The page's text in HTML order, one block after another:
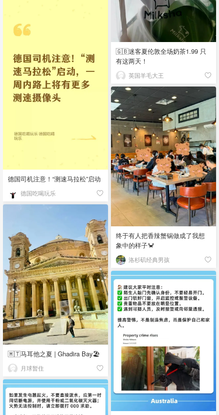
🇬🇧迷客夏伦敦全场奶茶1.99 只
有这两天！
英国羊毛大王
德国司机注意！“测速马拉松”启动
德国吃喝玩乐
终于有人把香辣蟹锅做成了我想
象中的样子🦀
洛杉矶经典男孩
🇲🇹马耳他之夏 | Ghadira Bay🏖️
月球暂住